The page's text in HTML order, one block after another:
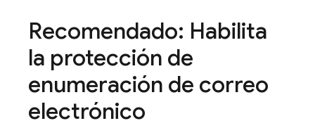
Recomendado: Habilita
la protección de
enumeración de correo
electrónico